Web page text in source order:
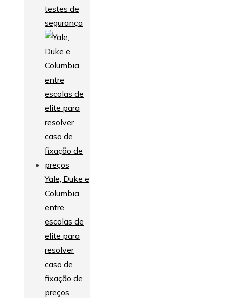
testes de
segurança
Yale, Duke e
Columbia
entre
escolas de
elite para
resolver
caso de
fixação de
preços